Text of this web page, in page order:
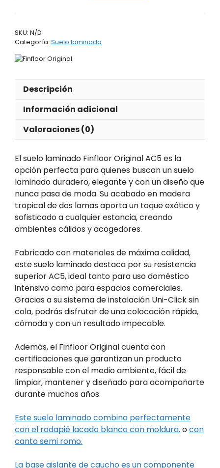
Finfloor
cantidad
SKU: N/D
Categoría: Suelo laminado
Descripción
Información adicional
Valoraciones (0)
El suelo laminado Finfloor Original AC5 es la
opción perfecta para quienes buscan un suelo
laminado duradero, elegante y con un diseño que
nunca pasa de moda. Su acabado en madera
tropical de dos lamas aporta un toque exótico y
sofisticado a cualquier estancia, creando
ambientes cálidos y acogedores.
Fabricado con materiales de máxima calidad,
este suelo laminado destaca por su resistencia
superior AC5, ideal tanto para uso doméstico
intensivo como para espacios comerciales.
Gracias a su sistema de instalación Uni-Click sin
cola, podrás disfrutar de una colocación rápida,
cómoda y con un resultado impecable.
Además, el Finfloor Original cuenta con
certificaciones que garantizan un producto
responsable con el medio ambiente, fácil de
limpiar, mantener y diseñado para acompañarte
durante muchos años.
Este suelo laminado combina perfectamente
con el rodapié lacado blanco con moldura. ocon
canto semi romo.
La base aislante de caucho es un componente